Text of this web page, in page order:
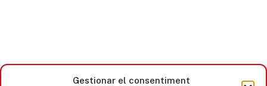
Gestionar el consentiment